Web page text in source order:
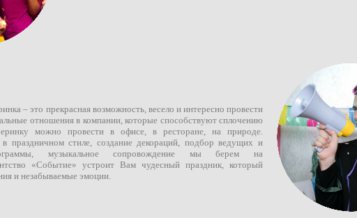
– это прекрасная возможность, весело и интересно провести
отношения в компании, которые способствуют сплочению
можно провести в офисе, в ресторане, на природе.
праздничном стиле, создание декораций, подбор ведущих и
музыкальное сопровождение мы берем на
«Событие» устроит Вам чудесный праздник, который
и незабываемые эмоции.